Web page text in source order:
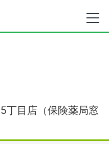
丁目店（保険薬局窓